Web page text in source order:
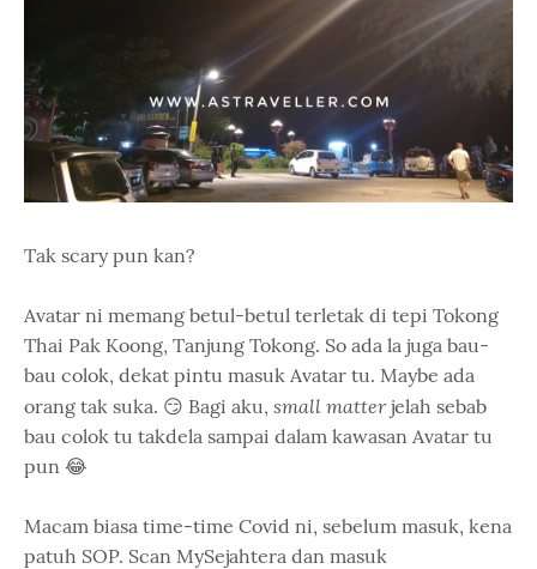
Tak scary pun kan?
Avatar ni memang betul-betul terletak di tepi Tokong
Thai Pak Koong, Tanjung Tokong. So ada la juga bau-
bau colok, dekat pintu masuk Avatar tu. Maybe ada
orang tak suka. 😏 Bagi aku, small matterjelah sebab
bau colok tu takdela sampai dalam kawasan Avatar tu
pun 😂
Macam biasa time-time Covid ni, sebelum masuk, kena
patuh SOP. Scan MySejahtera dan masuk